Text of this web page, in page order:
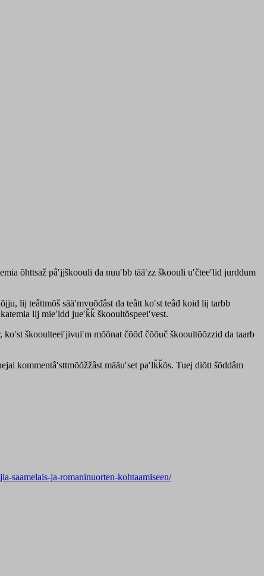
õhttsaž pâʹjjškoouli da nuuʹbb tääʹzz škoouli uʹčteeʹlid jurddum
lij teâttmõš sääʹmvuõđâst da teâtt koʹst teâđ koid lij tarbb
lij mieʹldd jueʹǩǩ škooultõspeeiʹvest.
koʹst škooulteeiʹjivuiʹm mõõnat čõõđ čõõuč škooultõõzzid da taarb
kommentâʹsttmõõžžâst määuʹset paʹlǩǩõs. Tuej diõtt šõddâm
saamelais-ja-romaninuorten-kohtaamiseen/